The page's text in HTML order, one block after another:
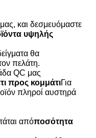
και δεσμευόμαστε
υψηλής
θα
πελάτη.
QC μας
προς κομμάτιΓια
πληροί αυστηρά
απόποσότητα